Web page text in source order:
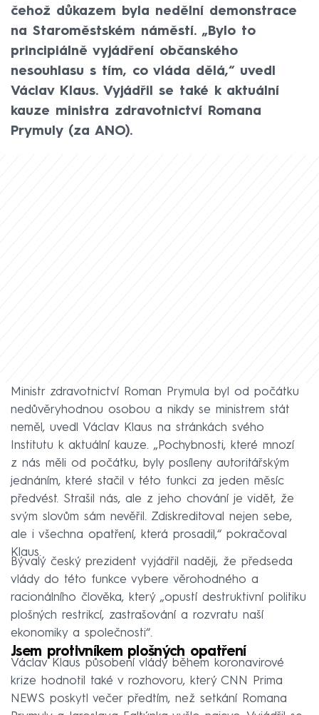
čehož důkazem byla nedělní demonstrace
na Staroměstském náměstí. „Bylo to
principiálně vyjádření občanského
nesouhlasu s tím, co vláda dělá,“ uvedl
Václav Klaus. Vyjádřil se také k aktuální
kauze ministra zdravotnictví Romana
Prymuly (za ANO).
Ministr zdravotnictví Roman Prymula byl od počátku
nedůvěryhodnou osobou a nikdy se ministrem stát
neměl, uvedl Václav Klaus na stránkách svého
Institutu k aktuální kauze. „Pochybnosti, které mnozí
z nás měli od počátku, byly posíleny autoritářským
jednáním, které stačil v této funkci za jeden měsíc
předvést. Strašil nás, ale z jeho chování je vidět, že
svým slovům sám nevěřil. Zdiskreditoval nejen sebe,
ale i všechna opatření, která prosadil,“ pokračoval
Klaus.
Bývalý český prezident vyjádřil naději, že předseda
vlády do této funkce vybere věrohodného a
racionálního člověka, který „opustí destruktivní politiku
plošných restrikcí, zastrašování a rozvratu naší
ekonomiky a společnosti“.
Jsem protivníkem plošných opatření
Václav Klaus působení vlády během koronavirové
krize hodnotil také v rozhovoru, který CNN Prima
NEWS poskytl večer předtím, než setkání Romana